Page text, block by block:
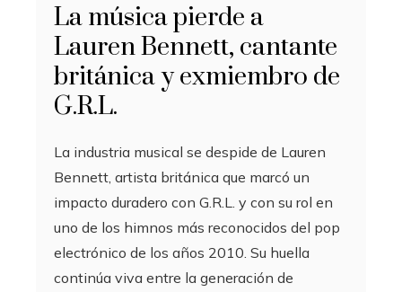
La música pierde a
Lauren Bennett, cantante
británica y exmiembro de
G.R.L.
La industria musical se despide de Lauren
Bennett, artista británica que marcó un
impacto duradero con G.R.L. y con su rol en
uno de los himnos más reconocidos del pop
electrónico de los años 2010. Su huella
continúa viva entre la generación de